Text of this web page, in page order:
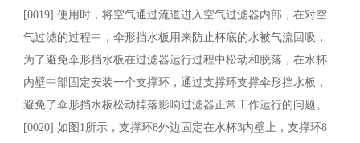
[0019] 使用时，将空气通过流道进入空气过滤器内部，在对空
气过滤的过程中，伞形挡水板用来防止杯底的水被气流回吸，
为了避免伞形挡水板在过滤器运行过程中松动和脱落，在水杯
内壁中部固定安装一个支撑环，通过支撑环支撑伞形挡水板，
避免了伞形挡水板松动掉落影响过滤器正常工作运行的问题。
[0020] 如图1所示，支撑环8外边固定在水杯3内壁上，支撑环8